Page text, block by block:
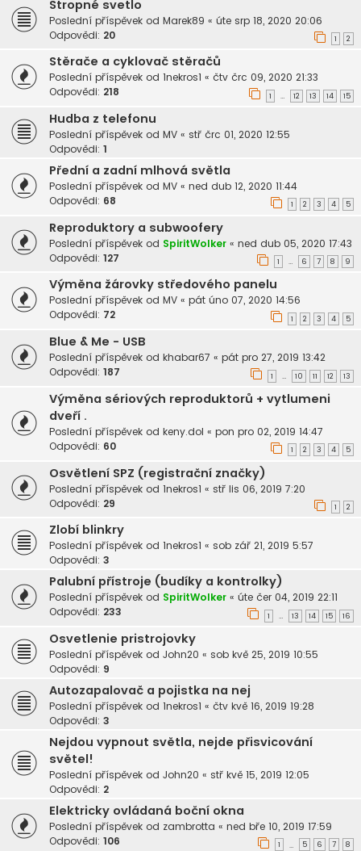
Stropné svetlo
Poslední příspěvek od Marek89 « úte srp 18, 2020 20:06
Odpovědi: 20 1 2
Stěrače a cyklovač stěračů
Poslední příspěvek od 1nekros1 « čtv črc 09, 2020 21:33
Odpovědi: 218 1 … 12 13 14 15
Hudba z telefonu
Poslední příspěvek od MV « stř črc 01, 2020 12:55
Odpovědi: 1
Přední a zadní mlhová světla
Poslední příspěvek od MV « ned dub 12, 2020 11:44
Odpovědi: 68 1 2 3 4 5
Reproduktory a subwoofery
Poslední příspěvek od SpiritWolker « ned dub 05, 2020 17:43
Odpovědi: 127 1 … 6 7 8 9
Výměna žárovky středového panelu
Poslední příspěvek od MV « pát úno 07, 2020 14:56
Odpovědi: 72 1 2 3 4 5
Blue & Me - USB
Poslední příspěvek od khabar67 « pát pro 27, 2019 13:42
Odpovědi: 187 1 … 10 11 12 13
Výměna sériových reproduktorů + vytlumeni
dveří .
Poslední příspěvek od keny.dol « pon pro 02, 2019 14:47
Odpovědi: 60 1 2 3 4 5
Osvětlení SPZ (registrační značky)
Poslední příspěvek od 1nekros1 « stř lis 06, 2019 7:20
Odpovědi: 29 1 2
Zlobí blinkry
Poslední příspěvek od 1nekros1 « sob zář 21, 2019 5:57
Odpovědi: 3
Palubní přístroje (budíky a kontrolky)
Poslední příspěvek od SpiritWolker « úte čer 04, 2019 22:11
Odpovědi: 233 1 … 13 14 15 16
Osvetlenie pristrojovky
Poslední příspěvek od John20 « sob kvě 25, 2019 10:55
Odpovědi: 9
Autozapalovač a pojistka na nej
Poslední příspěvek od 1nekros1 « čtv kvě 16, 2019 19:28
Odpovědi: 3
Nejdou vypnout světla, nejde přisvicování
světel!
Poslední příspěvek od John20 « stř kvě 15, 2019 12:05
Odpovědi: 2
Elektricky ovládaná boční okna
Poslední příspěvek od zambrotta « ned bře 10, 2019 17:59
Odpovědi: 106 1 … 5 6 7 8